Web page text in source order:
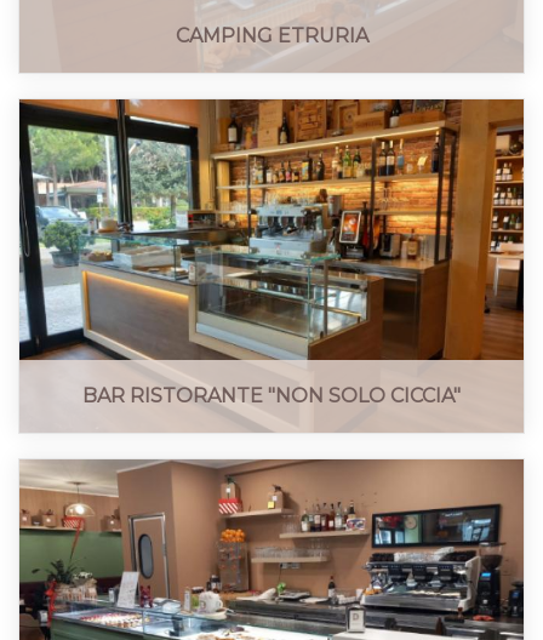
CAMPING ETRURIA
BAR RISTORANTE "NON SOLO CICCIA"